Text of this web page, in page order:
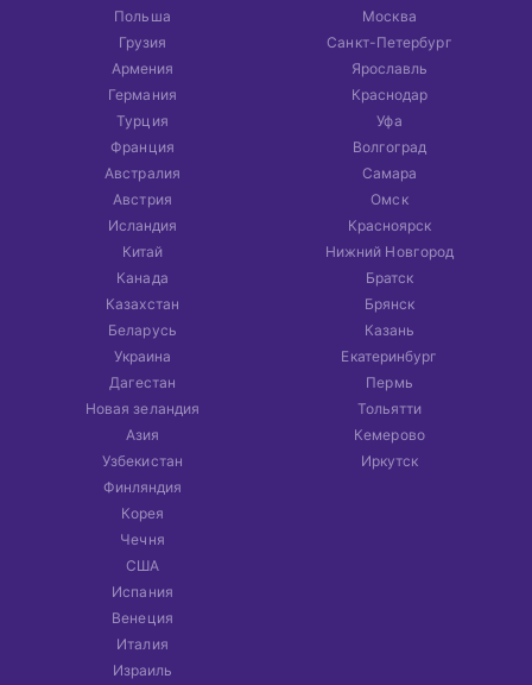
Польша
Грузия
Армения
Германия
Турция
Франция
Австралия
Австрия
Исландия
Китай
Канада
Казахстан
Беларусь
Украина
Дагестан
Новая зеландия
Азия
Узбекистан
Финляндия
Корея
Чечня
США
Испания
Венеция
Италия
Израиль
Москва
Санкт-Петербург
Ярославль
Краснодар
Уфа
Волгоград
Самара
Омск
Красноярск
Нижний Новгород
Братск
Брянск
Казань
Екатеринбург
Пермь
Тольятти
Кемерово
Иркутск